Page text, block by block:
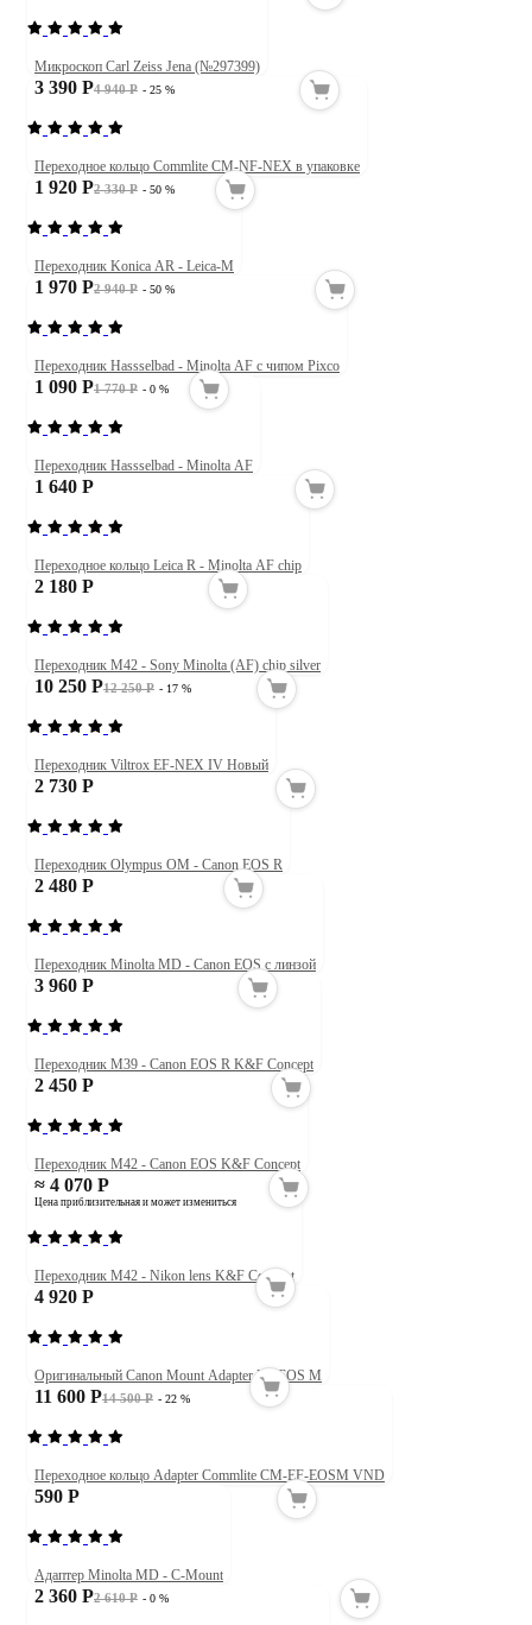
Микроскоп Carl Zeiss Jena (№297399)
4 940 Р
3 390 Р - 25 %
Переходное кольцо Commlite CM-NF-NEX в упаковке
2 330 Р
1 920 Р - 50 %
Переходник Konica AR - Leica-M
2 940 Р
1 970 Р - 50 %
Переходник Hassselbad - Minolta AF с чипом Pixco
1 770 Р
1 090 Р - 0 %
Переходник Hassselbad - Minolta AF
1 640 Р
Переходное кольцо Leica R - Minolta AF chip
2 180 Р
Переходник M42 - Sony Minolta (AF) chip silver
12 250 Р
10 250 Р - 17 %
Переходник Viltrox EF-NEX IV Новый
2 730 Р
Переходник Olympus OM - Canon EOS R
2 480 Р
Переходник Minolta MD - Canon EOS с линзой
3 960 Р
Переходник M39 - Canon EOS R K&F Concept
2 450 Р
Переходник M42 - Canon EOS K&F Concept
≈ 4 070 Р
Цена приблизительная и может измениться
Переходник M42 - Nikon lens K&F Concept
4 920 Р
Оригинальный Canon Mount Adapter EF-EOS M
14 500 Р
11 600 Р - 22 %
Переходное кольцо Adapter Commlite CM-EF-EOSM VND
590 Р
Адаптер Minolta MD - C-Mount
2 610 Р
2 360 Р - 0 %